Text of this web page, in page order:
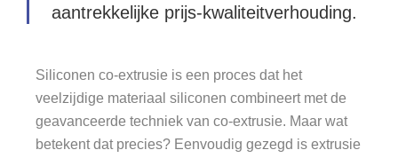
aantrekkelijke prijs-kwaliteitverhouding.
Siliconen co-extrusie is een proces dat het
veelzijdige materiaal siliconen combineert met de
geavanceerde techniek van co-extrusie. Maar wat
betekent dat precies? Eenvoudig gezegd is extrusie